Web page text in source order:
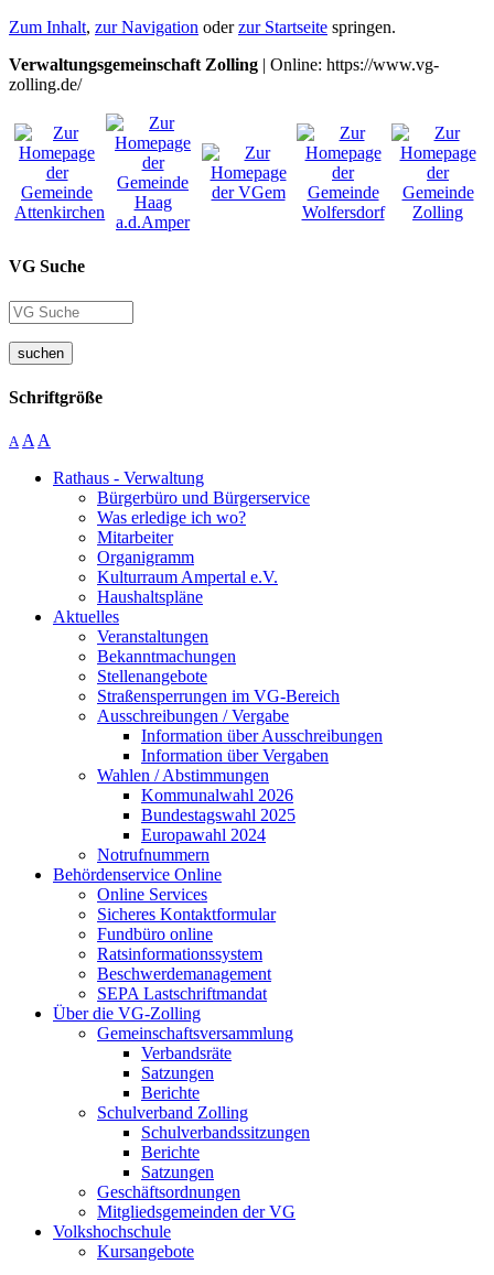
Zum Inhalt, zur Navigation oderzur Startseite springen.
Verwaltungsgemeinschaft Zolling | Online: https://www.vg-
zolling.de/
VG Suche
suchen
Schriftgröße
A A A
Rathaus - Verwaltung
Bürgerbüro und Bürgerservice
Was erledige ich wo?
Mitarbeiter
Organigramm
Kulturraum Ampertal e.V.
Haushaltspläne
Aktuelles
Veranstaltungen
Bekanntmachungen
Stellenangebote
Straßensperrungen im VG-Bereich
Ausschreibungen / Vergabe
Information über Ausschreibungen
Information über Vergaben
Wahlen / Abstimmungen
Kommunalwahl 2026
Bundestagswahl 2025
Europawahl 2024
Notrufnummern
Behördenservice Online
Online Services
Sicheres Kontaktformular
Fundbüro online
Ratsinformationssystem
Beschwerdemanagement
SEPA Lastschriftmandat
Über die VG-Zolling
Gemeinschaftsversammlung
Verbandsräte
Satzungen
Berichte
Schulverband Zolling
Schulverbandssitzungen
Berichte
Satzungen
Geschäftsordnungen
Mitgliedsgemeinden der VG
Volkshochschule
Kursangebote